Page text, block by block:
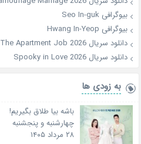
بیوگرافی Seo In-guk
بیوگرافی Hwang In-Yeop
دانلود سریال The Apartment Job 2026
دانلود سریال Spooky in Love 2026
به زودی ها
باشه بیا طلاق بگیریم!
چهارشنبه و پنجشنبه
۲۸ مرداد ۱۴۰۵